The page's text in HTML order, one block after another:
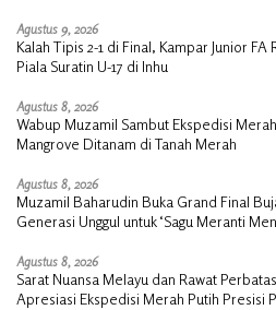
Agustus 9, 2026
Kalah Tipis 2-1 di Final, Kampar Junior
Piala Suratin U-17 di Inhu
Agustus 8, 2026
Wabup Muzamil Sambut Ekspedisi
Mangrove Ditanam di Tanah Merah
Agustus 8, 2026
Muzamil Baharudin Buka Grand Final
Generasi Unggul untuk ‘Sagu Meranti
Agustus 8, 2026
Sarat Nuansa Melayu dan Rawat
Apresiasi Ekspedisi Merah Putih Presisi